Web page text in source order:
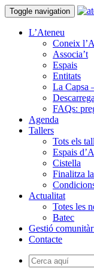
Toggle navigation
L’Ateneu
Coneix
Associa’t
Espais
Entitats
La Capsa
FAQs:
Agenda
Tallers
Tots els
Espais
Cistella
Finalitza
Actualitat
Totes les
Batec
Gestió
Contacte